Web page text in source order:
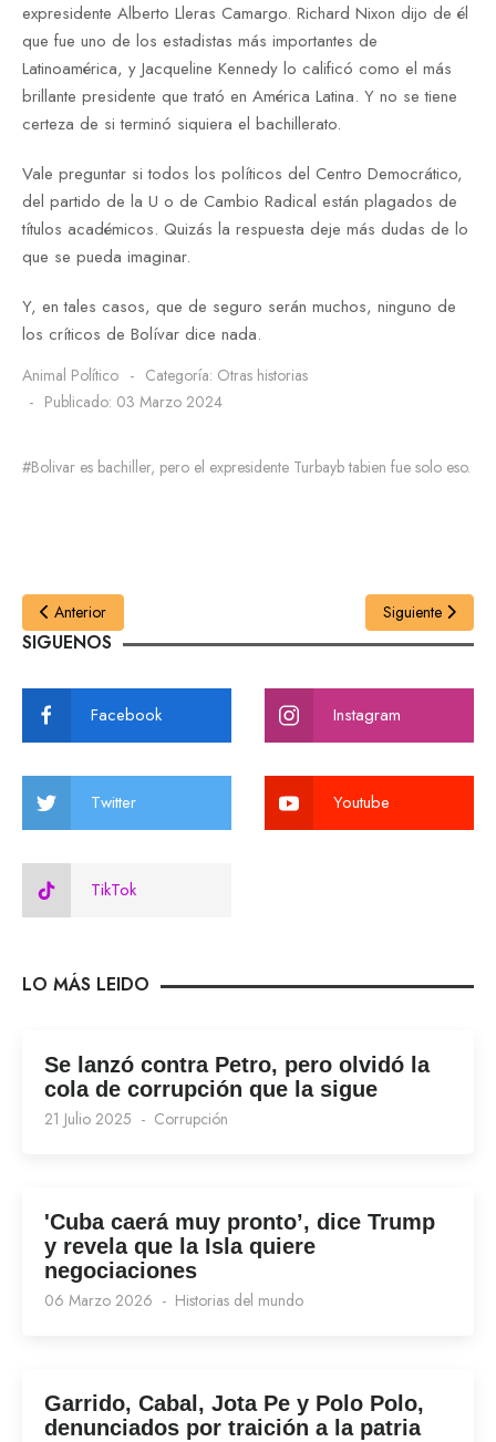
expresidente Alberto Lleras Camargo. Richard Nixon dijo de él
que fue uno de los estadistas más importantes de
Latinoamérica, y Jacqueline Kennedy lo calificó como el más
brillante presidente que trató en América Latina. Y no se tiene
certeza de si terminó siquiera el bachillerato.
Vale preguntar si todos los políticos del Centro Democrático,
del partido de la U o de Cambio Radical están plagados de
títulos académicos. Quizás la respuesta deje más dudas de lo
que se pueda imaginar.
Y, en tales casos, que de seguro serán muchos, ninguno de
los críticos de Bolívar dice nada.
Animal Político Categoría: Otras historias
Publicado: 03 Marzo 2024
#Bolivar es bachiller, pero el expresidente Turbayb tabien fue solo eso.
Anterior Siguiente
SIGUENOS
Facebook Instagram
Twitter Youtube
TikTok
LO MÁS LEIDO
Se lanzó contra Petro, pero olvidó la
cola de corrupción que la sigue
21 Julio 2025 Corrupción
'Cuba caerá muy pronto’, dice Trump
y revela que la Isla quiere
negociaciones
06 Marzo 2026 Historias del mundo
Garrido, Cabal, Jota Pe y Polo Polo,
denunciados por traición a la patria